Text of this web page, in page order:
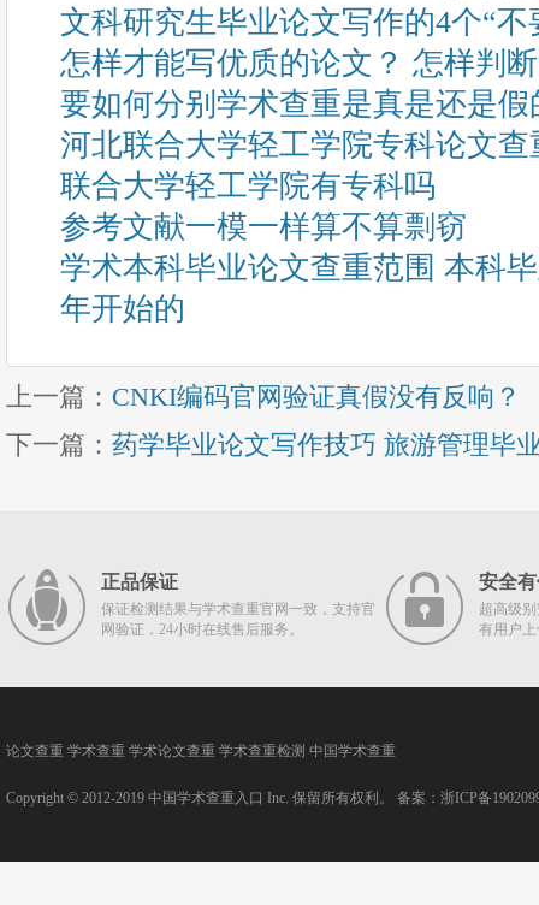
文科研究生毕业论文写作的4个“不
怎样才能写优质的论文？ 怎样判
要如何分别学术查重是真是还是假
河北联合大学轻工学院专科论文
联合大学轻工学院有专科吗
参考文献一模一样算不算剽窃
学术本科毕业论文查重范围 本科
年开始的
上一篇： CNKI编码官网验证真假没有反响？
下一篇： 药学毕业论文写作技巧 旅游管理毕
正品保证
保证检测结果与学术查重官网一致，支持官
网验证，24小时在线售后服务。
安全
超高级
有用户
论文查重 学术查重 学术论文查重 学术查重检测 中国学术查重
Copyright © 2012-2019 中国学术查重入口 Inc. 保留所有权利。 备案： 浙ICP备